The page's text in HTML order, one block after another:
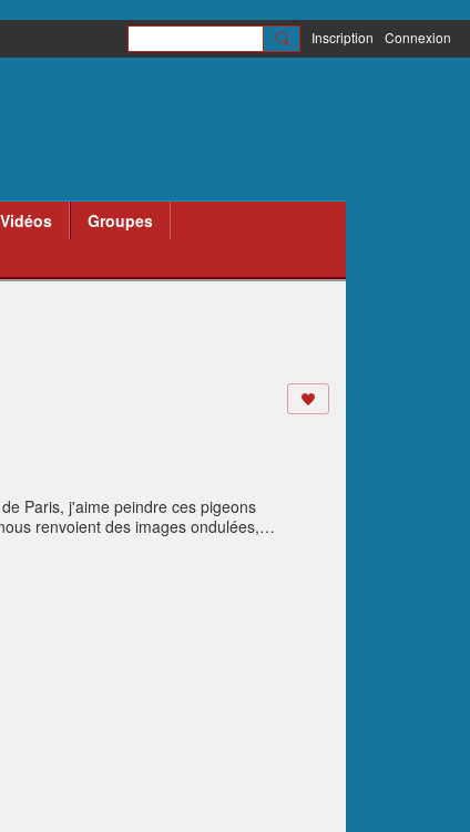
Inscription Connexion
Vidéos
Groupes
Paris, j'aime peindre ces pigeons
renvoient des images ondulées,
Préjean : "Sous les toits de Paris, Dans ma
perdre un instant. L'air était très pur Et